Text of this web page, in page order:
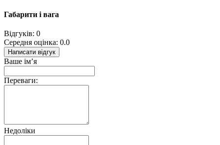
Габарити і вага
Відгуків: 0
Середня оцінка: 0.0
Написати відгук
Ваше ім’я
Переваги:
Недоліки